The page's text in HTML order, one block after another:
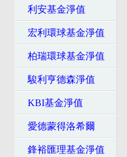
利安基金淨值
宏利環球基金淨值
柏瑞環球基金淨值
駿利亨德森淨值
KBI基金淨值
愛德蒙得洛希爾
鋒裕匯理基金淨值